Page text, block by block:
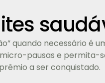
quando necessário é
pausas e permita-
a ser conquistado.